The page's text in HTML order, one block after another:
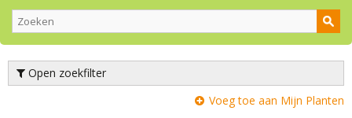
Open zoekfilter
Voeg toe aan Mijn Planten